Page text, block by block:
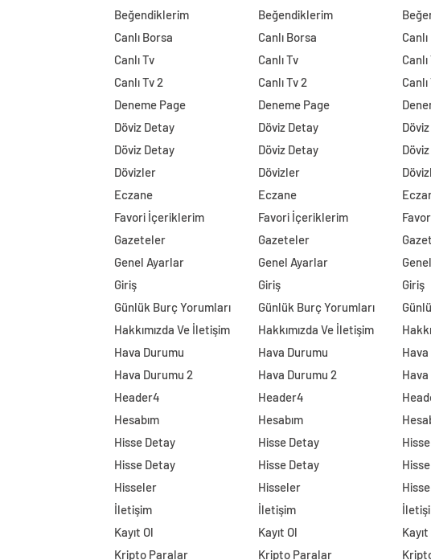
Beğendiklerim
Canlı Borsa
Canlı Tv
Canlı Tv 2
Deneme Page
Döviz Detay
Döviz Detay
Dövizler
Eczane
Favori İçeriklerim
Gazeteler
Genel Ayarlar
Giriş
Günlük Burç Yorumları
Hakkımızda Ve İletişim
Hava Durumu
Hava Durumu 2
Header4
Hesabım
Hisse Detay
Hisse Detay
Hisseler
İletişim
Kayıt Ol
Kripto Paralar
Beğendiklerim
Canlı Borsa
Canlı Tv
Canlı Tv 2
Deneme Page
Döviz Detay
Döviz Detay
Dövizler
Eczane
Favori İçeriklerim
Gazeteler
Genel Ayarlar
Giriş
Günlük Burç Yorumları
Hakkımızda Ve İletişim
Hava Durumu
Hava Durumu 2
Header4
Hesabım
Hisse Detay
Hisse Detay
Hisseler
İletişim
Kayıt Ol
Kripto Paralar
Canlı
Giriş
Kayıt